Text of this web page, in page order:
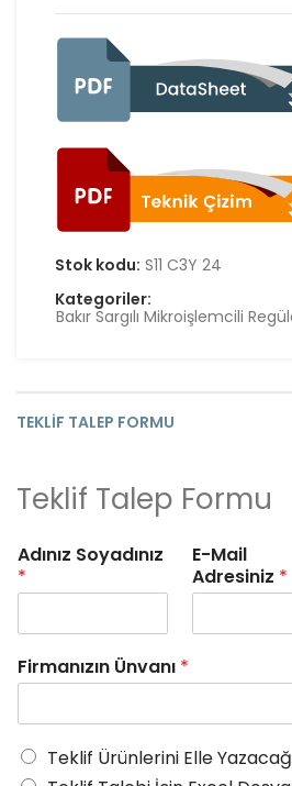
Stok kodu: S11 C3Y 24
Kategoriler:
Bakır Sargılı Mikroişlemcili
TEKLIF TALEP FORMU
Teklif Talep Formu
Adınız Soyadınız
*
E-Mail
Adresiniz *
Firmanızın Ünvanı *
Teklif Ürünlerini Elle